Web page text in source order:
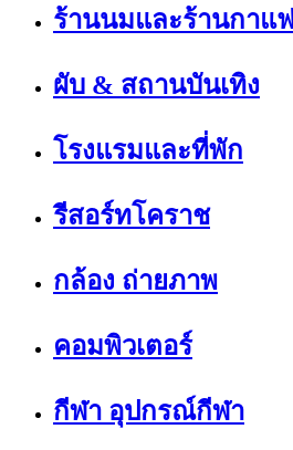
ร้านนมและร้านกาแฟ
ผับ & สถานบันเทิง
โรงแรมและที่พัก
รีสอร์ทโคราช
กล้อง ถ่ายภาพ
คอมพิวเตอร์
กีฬา อุปกรณ์กีฬา